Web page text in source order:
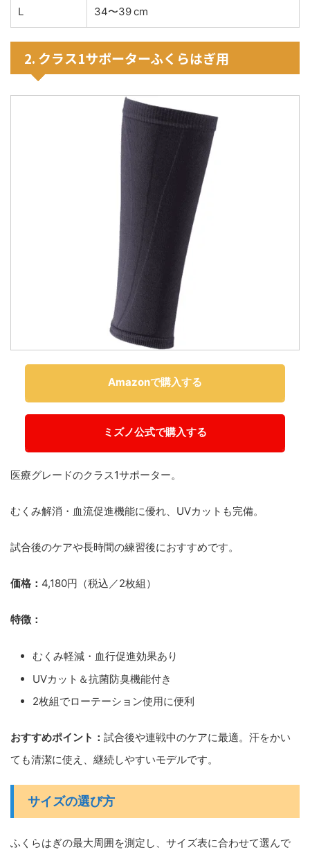
L 34〜39 cm
2. クラス1サポーターふくらはぎ用
Amazonで購入する
ミズノ公式で購入する
医療グレードのクラス1サポーター。
むくみ解消・血流促進機能に優れ、UVカットも完備。
試合後のケアや長時間の練習後におすすめです。
価格： 4,180円（税込／2枚組）
特徴：
むくみ軽減・血行促進効果あり
UVカット＆抗菌防臭機能付き
2枚組でローテーション使用に便利
おすすめポイント： 試合後や連戦中のケアに最適。汗をかい
ても清潔に使え、継続しやすいモデルです。
サイズの選び方
ふくらはぎの最大周囲を測定し、サイズ表に合わせて選んで